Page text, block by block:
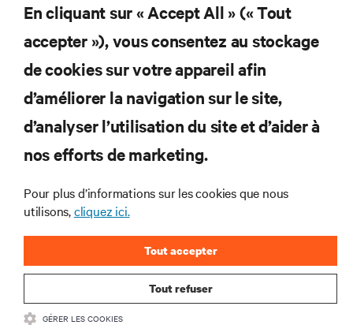
Commentaires
Après avoir reçu et lu le présentavis de confidentialité
traitement des données à caractère personnel, je consens au :
Le traitement de mes données personnelles à des fins de
tendances, événements, offres et lancements de produits
du secteur.
envoyer
En cliquant sur « Accept All » (« Tout
accepter »), vous consentez au stockage
de cookies sur votre appareil afin
d’améliorer la navigation sur le site,
d’analyser l’utilisation du site et d’aider à
nos efforts de marketing.
Pour plus d’informations sur les cookies que nous
utilisons,cliquez ici.
Tout refuser
Tout accepter
GÉRER LES COOKIES